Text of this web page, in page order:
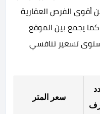
أقوى الفرص العقارية
كما يجمع بين الموقع
تسعير تنافسي
سعر المتر